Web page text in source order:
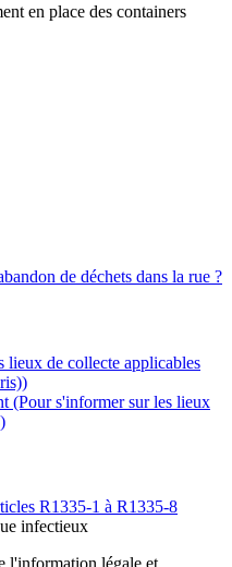
en place des containers
de déchets dans la rue ?
lieux de collecte applicables
(Pour s'informer sur les lieux
R1335-1 à R1335-8
infectieux